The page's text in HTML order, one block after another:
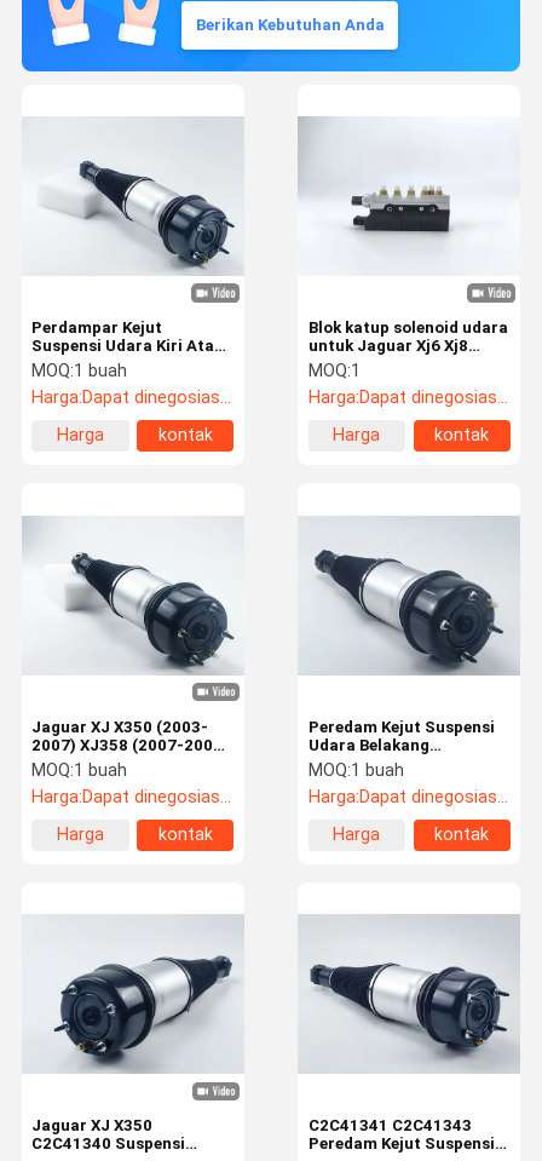
Produk
Berikan Kebutuhan Anda
Blok katup solenoid udara
untuk Jaguar Xj6 Xj8
2003-2009 C2C35166
MOQ:1
Harga:Dapat dinegosiasikan
Harga
kontak
Perdampar Kejut
Suspensi Udara Kiri Atau
Kanan Belakang Untuk
Jaguar X350 X358
C2C41341 C2C41340
MOQ:1 buah
Harga:Dapat dinegosiasikan
Harga
kontak
Peredam Kejut Suspensi
Udara Belakang
Pengganti Terbaik untuk
Jaguar XJ X350 OEM
C2C25694
MOQ:1 buah
Harga:Dapat dinegosiasikan
Harga
kontak
Jaguar XJ X350 (2003-
2007) XJ358 (2007-2009)
Suspensi udara
kiri/kanan belakang Amp
Shock C2C41346
MOQ:1 buah
Harga:Dapat dinegosiasikan
Harga
kontak
C2C41341 C2C41343
Peredam Kejut Suspensi
Jaguar XJ X350
C2C41340 Suspensi